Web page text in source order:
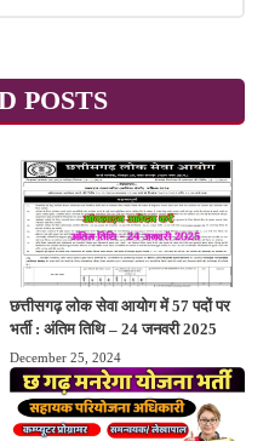
POSTS
छत्तीसगढ़ लोक सेवा आयोग में 57 पदों पर
भर्ती : अंतिम तिथि – 24 जनवरी 2025
December 25, 2024